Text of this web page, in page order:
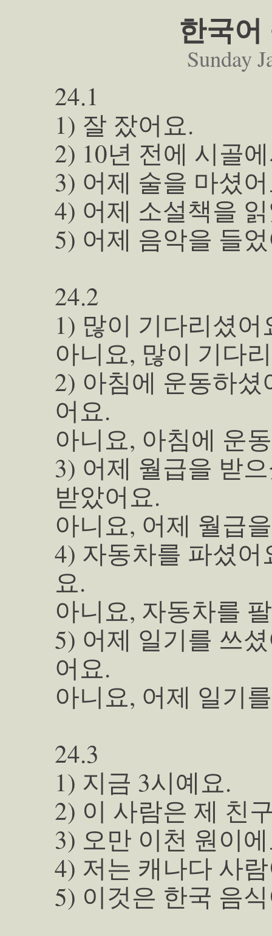
한국어
Sunday
24.1
1) 잘 잤어요.
2) 10년 전에 시골
3) 어제 술을 마셨
4) 어제 소설책을
5) 어제 음악을 들
24.2
1) 많이 기다리셨
아니요, 많이 기다
2) 아침에 운동하
어요.
아니요, 아침에 운
3) 어제 월급을 받
받았어요.
아니요, 어제 월급
4) 자동차를 파셨
요.
아니요, 자동차를
5) 어제 일기를 쓰
어요.
아니요, 어제 일기
24.3
1) 지금 3시예요.
2) 이 사람은 제 친
3) 오만 이천 원이
4) 저는 캐나다 사
5) 이것은 한국 음